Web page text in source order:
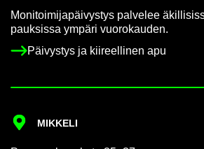
Mo­ni­toi­mi­ja­päi­vys­tys pal­ve­lee
pauk­sis­sa ym­pä­ri vuo­ro­kau­den.
Päi­vys­tys ja kii­reel­li­nen apu
MIK­KE­LI